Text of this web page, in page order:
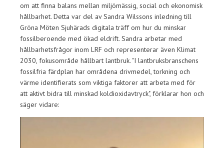
om att finna balans mellan miljömässig, social och ekonomisk
hållbarhet. Detta var del av Sandra Wilssons inledning till
Gröna Möten Sjuhärads digitala träff om hur du minskar
fossilberoende med ökad eldrift. Sandra arbetar med
hållbarhetsfrågor inom LRF och representerar även Klimat
2030, fokusområde hållbart lantbruk. "I lantbruksbranschens
fossilfria färdplan har områdena drivmedel, torkning och
värme identifierats som viktiga faktorer att arbeta med för
att aktivt bidra till minskad koldioxidavtryck", förklarar hon och
säger vidare: